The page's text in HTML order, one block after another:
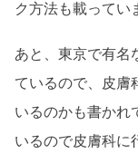
ク方法も載ってい
あと、東京で有名
ているので、皮膚
いるのかも書かれ
いるので皮膚科に